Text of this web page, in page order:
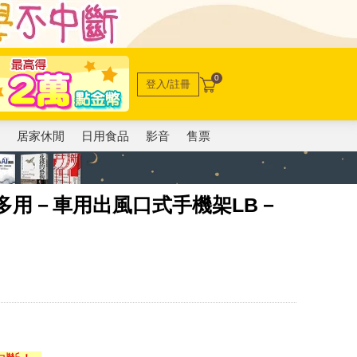
登入/註冊 0
居家休閒 日用食品 影音 售票
用－車用出風口式手機架LB－